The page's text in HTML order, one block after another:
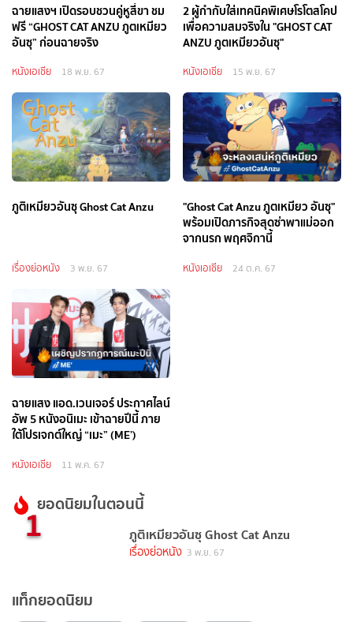
ฉายแสงฯ เปิดรอบชวนคู่หูสี่ขา ชม
ฟรี “GHOST CAT ANZU ภูตเหมียว
อันซุ” ก่อนฉายจริง
หนังเอเชีย 18 พ.ย. 67
2 ผู้กำกับใส่เทคนิคพิเศษโรโตสโคป
เพื่อความสมจริงใน "GHOST CAT
ANZU ภูตเหมียวอันซุ"
หนังเอเชีย 15 พ.ย. 67
ภูติเหมียวอันซุ Ghost Cat Anzu
เรื่องย่อหนัง 3 พ.ย. 67
"Ghost Cat Anzu ภูตเหมียว อันซุ"
พร้อมเปิดภารกิจสุดซ่าพาแม่ออก
จากนรก พฤศจิกานี้
หนังเอเชีย 24 ต.ค. 67
ฉายแสง แอด.เวนเจอร์ ประกาศไลน์
อัพ 5 หนังอนิเมะ เข้าฉายปีนี้ ภาย
ใต้โปรเจกต์ใหญ่ “เมะ” (ME’)
หนังเอเชีย 11 พ.ค. 67
ยอดนิยมในตอนนี้
1 ภูติเหมียวอันซุ Ghost Cat Anzu
เรื่องย่อหนัง 3 พ.ย. 67
แท็กยอดนิยม